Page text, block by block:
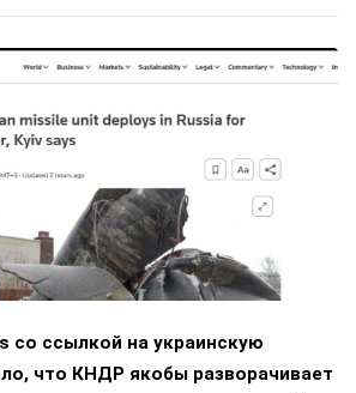
со ссылкой на украинскую
что КНДР якобы разворачивает